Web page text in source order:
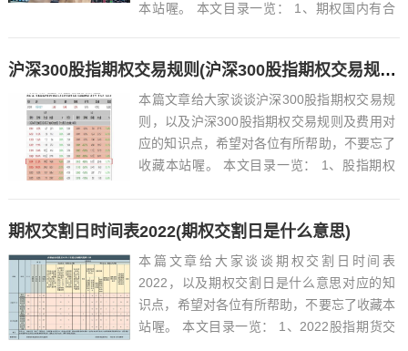
本站喔。 本文目录一览： 1、期权国内有合
沪深300股指期权交易规则(沪深300股指期权交易规则及费用)
本篇文章给大家谈谈沪深300股指期权交易规
则，以及沪深300股指期权交易规则及费用对
应的知识点，希望对各位有所帮助，不要忘了
收藏本站喔。 本文目录一览： 1、股指期权
期权交割日时间表2022(期权交割日是什么意思)
本篇文章给大家谈谈期权交割日时间表
2022，以及期权交割日是什么意思对应的知
识点，希望对各位有所帮助，不要忘了收藏本
站喔。 本文目录一览： 1、2022股指期货交